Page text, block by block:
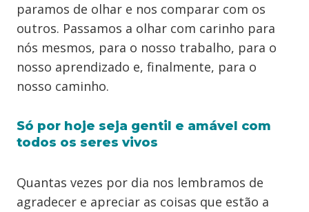
paramos de olhar e nos comparar com os
outros. Passamos a olhar com carinho para
nós mesmos, para o nosso trabalho, para o
nosso aprendizado e, finalmente, para o
nosso caminho.
Só por hoje seja gentil e amável com
todos os seres vivos
Quantas vezes por dia nos lembramos de
agradecer e apreciar as coisas que estão a